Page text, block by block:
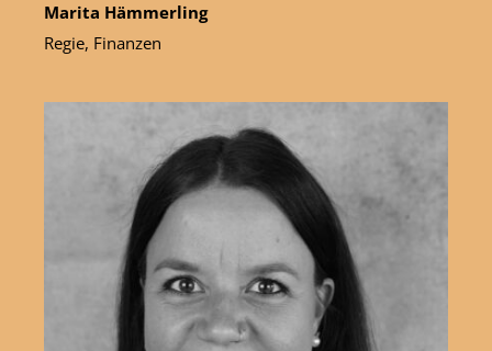
Marita Hämmerling
Regie, Finanzen